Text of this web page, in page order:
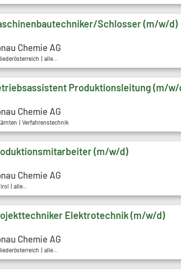
Schlosser (m/w/d)
Chemie AG
| alle...
Produktionsleitung (m/w/
Chemie AG
| Verfahrenstechnik
(m/w/d)
Chemie AG
| alle...
Elektrotechnik (m/w/d)
Chemie AG
| alle...